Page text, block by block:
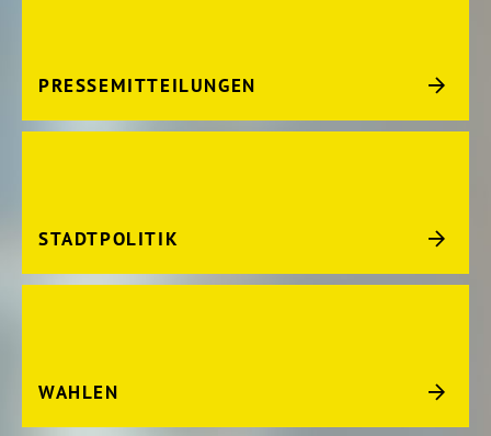
PRESSEMITTEILUNGEN
STADTPOLITIK
WAHLEN